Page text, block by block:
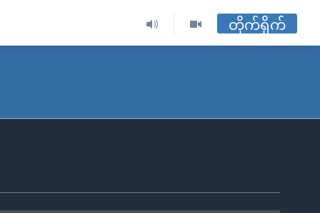
တိုက်ရိုက်